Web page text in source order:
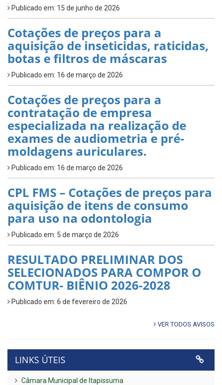
Publicado em: 15 de junho de 2026
Cotações de preços para a
aquisição de inseticidas, raticidas,
botas e filtros de máscaras
Publicado em: 16 de março de 2026
Cotações de preços para a
contratação de empresa
especializada na realização de
exames de audiometria e pré-
moldagens auriculares.
Publicado em: 16 de março de 2026
CPL FMS – Cotações de preços para
aquisição de itens de consumo
para uso na odontologia
Publicado em: 5 de março de 2026
RESULTADO PRELIMINAR DOS
SELECIONADOS PARA COMPOR O
COMTUR- BIÊNIO 2026-2028
Publicado em: 6 de fevereiro de 2026
VER TODOS AVISOS
LINKS ÚTEIS
Câmara Municipal de Itapissuma